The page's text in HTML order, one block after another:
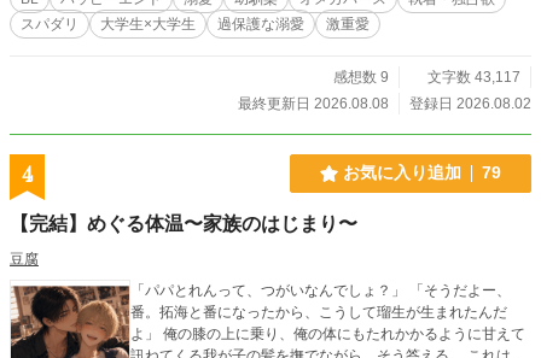
スパダリ
大学生×大学生 過保護な溺愛 激重愛
感想数 9
文字数 43,117
最終更新日 2026.08.08
登録日 2026.08.02
4 お気に入り追加 79
【完結】めぐる体温〜家族のはじまり〜
豆腐
「パパとれんって、つがいなんでしょ？」 「そうだよー、
番。拓海と番になったから、こうして瑠生が生まれたんだ
よ」 俺の膝の上に乗り、俺の体にもたれかかるように甘えて